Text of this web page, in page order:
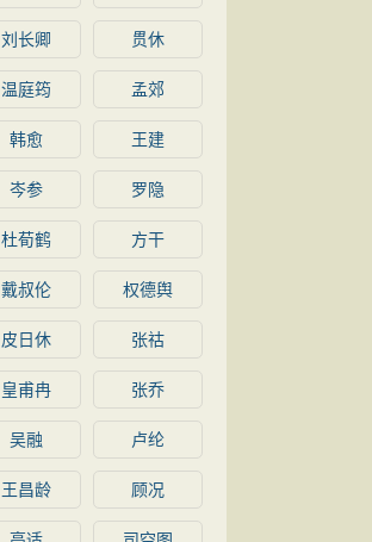
刘长卿 贯休
温庭筠 孟郊
韩愈 王建
岑参 罗隐
杜荀鹤 方干
戴叔伦 权德舆
皮日休 张祜
皇甫冉 张乔
吴融 卢纶
王昌龄 顾况